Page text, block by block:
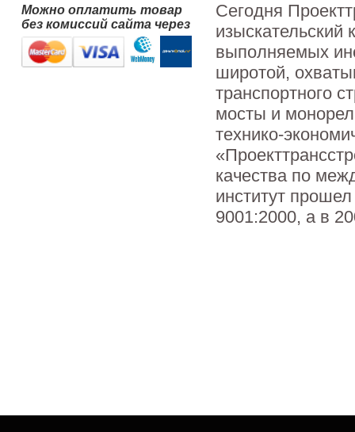
Сегодня
изыскательский
выполняемых
широтой,
транспортного
мосты и
технико-
качества по
институт
9001:2000, а в
Можно оплатить товар
без комиссий сайта через